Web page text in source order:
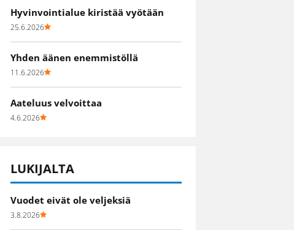
Hyvinvointialue kiristää vyötään
25.6.2026
Yhden äänen enemmistöllä
11.6.2026
Aateluus velvoittaa
4.6.2026
LUKIJALTA
Vuodet eivät ole veljeksiä
3.8.2026